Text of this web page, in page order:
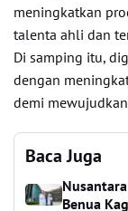
meningkatkan
talenta ahli dan
Di samping itu,
dengan
demi
Baca Juga
Benua